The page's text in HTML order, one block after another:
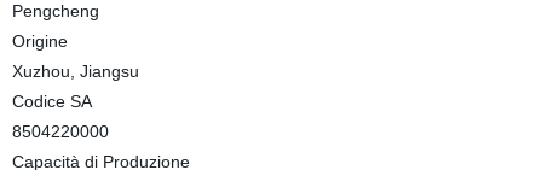
Pengcheng
Origine
Xuzhou, Jiangsu
Codice SA
8504220000
Capacità di Produzione